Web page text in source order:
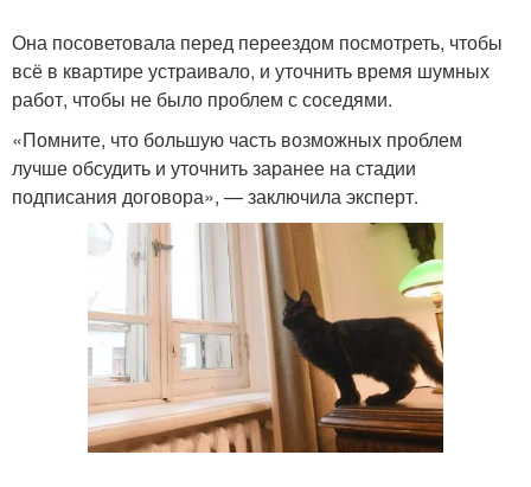
Она посоветовала перед переездом посмотреть, чтобы
всё в квартире устраивало, и уточнить время шумных
работ, чтобы не было проблем с соседями.
«Помните, что большую часть возможных проблем
лучше обсудить и уточнить заранее на стадии
подписания договора», — заключила эксперт.